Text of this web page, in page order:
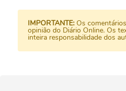
IMPORTANTE: Os
opinião do Diário Online. Os
inteira responsabilidade dos